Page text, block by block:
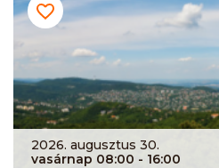
2026. augusztus 30.
vasárnap 08:00 - 16:00